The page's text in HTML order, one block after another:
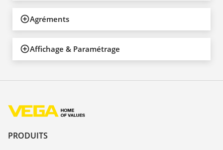
Agréments
Affichage & Paramétrage
PRODUITS